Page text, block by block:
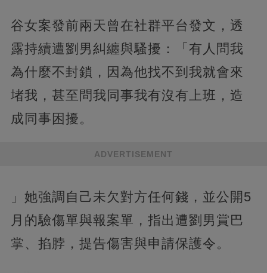
谷女案發前兩天曾在社群平台發文，透
露持續遭劉男糾纏與騷擾：「有人問我
為什麼不封鎖，因為他找不到我就會來
堵我，甚至問我同事我有沒有上班，造
成同事困擾。
ADVERTISEMENT
」她強調自己未欠對方任何錢，並公開5
月的驗傷單與報案單，指出遭劉男賞巴
掌、掐脖，提告傷害與申請保護令。